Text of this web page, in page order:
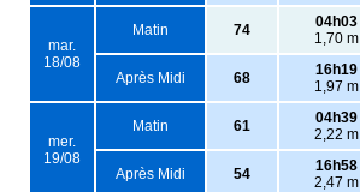
mar.
18/08
Matin 74
04h03
1,70 m
Après Midi 68
16h19
1,97 m
mer.
19/08
Matin 61
04h39
2,22 m
Après Midi 54
16h58
2,47 m